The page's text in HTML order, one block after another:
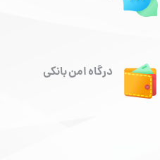
درگاه امن بانکی